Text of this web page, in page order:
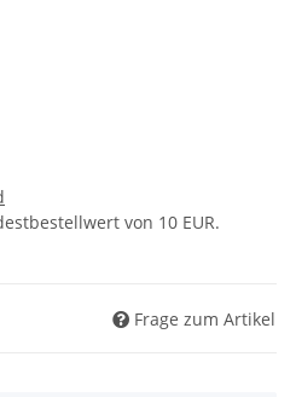
von 10 EUR.
Frage zum Artikel